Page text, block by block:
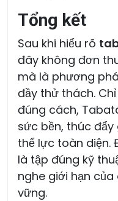
Tổng kết
Sau khi hiểu rõ
đây không đơn
mà là phương
đầy thử thách.
đúng cách,
sức bền, thúc
thể lực toàn diện.
là tập đúng kỹ
nghe giới hạn
vững.